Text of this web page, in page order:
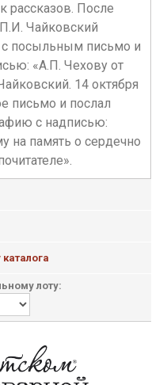
рассказов. После
Чайковский
с посыльным письмо и
«А.П. Чехову от
14 октября
письмо и послал
с надписью:
на память о сердечно
лоту: